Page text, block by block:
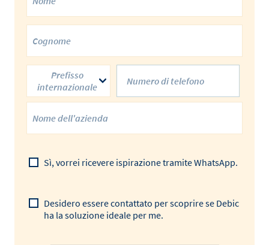
Prefisso
internazionale
Sì, vorrei ricevere ispirazione tramite WhatsApp.
Desidero essere contattato per scoprire se Debic
ha la soluzione ideale per me.